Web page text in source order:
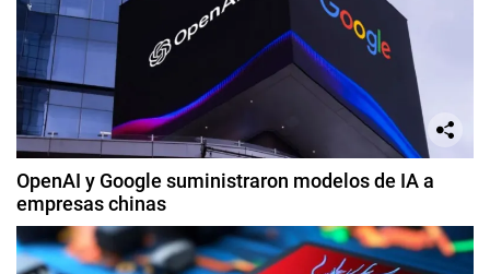
OpenAI y Google suministraron modelos de IA a
empresas chinas